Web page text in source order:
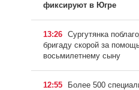
фиксируют в Югре
13:26 Сургутянка
бригаду скорой за
восьмилетнему сыну
12:55
Более 500